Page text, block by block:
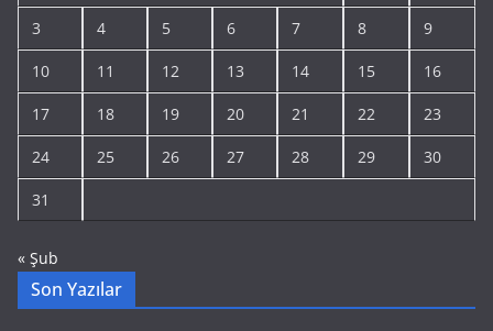
3 4 5 6 7 8 9
10 11 12 13 14 15 16
17 18 19 20 21 22 23
24 25 26 27 28 29 30
31
« Şub
Son Yazılar